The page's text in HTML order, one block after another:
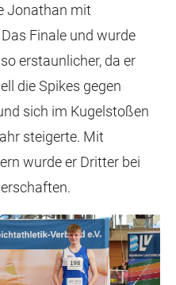
Jonathan mit
Finale und wurde
erstaunlicher, da er
die Spikes gegen
sich im Kugelstoßen
steigerte. Mit
wurde er Dritter bei